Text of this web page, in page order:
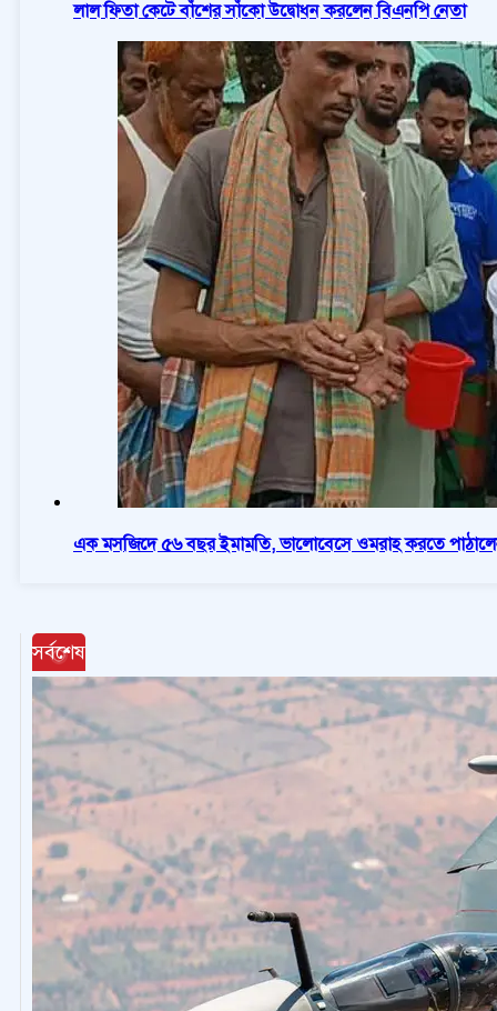
লাল ফিতা কেটে বাঁশের সাঁকো উদ্বোধন করলেন বিএনপি নেতা
এক মসজিদে ৫৬ বছর ইমামতি, ভালোবেসে ওমরাহ করতে
সর্বশেষ